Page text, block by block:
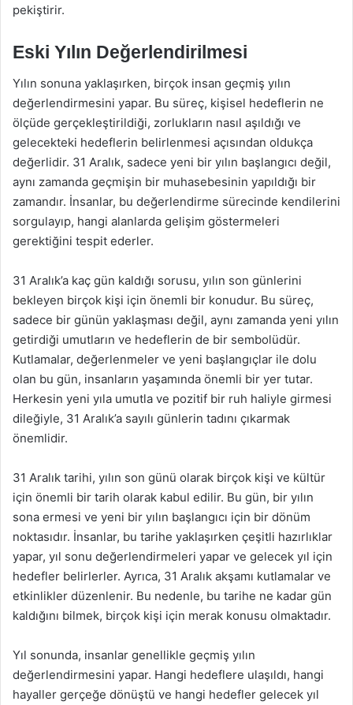
pekiştirir.
Eski Yılın Değerlendirilmesi
Yılın sonuna yaklaşırken, birçok insan geçmiş yılın
değerlendirmesini yapar. Bu süreç, kişisel hedeflerin ne
ölçüde gerçekleştirildiği, zorlukların nasıl aşıldığı ve
gelecekteki hedeflerin belirlenmesi açısından oldukça
değerlidir. 31 Aralık, sadece yeni bir yılın başlangıcı değil,
aynı zamanda geçmişin bir muhasebesinin yapıldığı bir
zamandır. İnsanlar, bu değerlendirme sürecinde kendilerini
sorgulayıp, hangi alanlarda gelişim göstermeleri
gerektiğini tespit ederler.
31 Aralık’a kaç gün kaldığı sorusu, yılın son günlerini
bekleyen birçok kişi için önemli bir konudur. Bu süreç,
sadece bir günün yaklaşması değil, aynı zamanda yeni yılın
getirdiği umutların ve hedeflerin de bir sembolüdür.
Kutlamalar, değerlenmeler ve yeni başlangıçlar ile dolu
olan bu gün, insanların yaşamında önemli bir yer tutar.
Herkesin yeni yıla umutla ve pozitif bir ruh haliyle girmesi
dileğiyle, 31 Aralık’a sayılı günlerin tadını çıkarmak
önemlidir.
31 Aralık tarihi, yılın son günü olarak birçok kişi ve kültür
için önemli bir tarih olarak kabul edilir. Bu gün, bir yılın
sona ermesi ve yeni bir yılın başlangıcı için bir dönüm
noktasıdır. İnsanlar, bu tarihe yaklaşırken çeşitli hazırlıklar
yapar, yıl sonu değerlendirmeleri yapar ve gelecek yıl için
hedefler belirlerler. Ayrıca, 31 Aralık akşamı kutlamalar ve
etkinlikler düzenlenir. Bu nedenle, bu tarihe ne kadar gün
kaldığını bilmek, birçok kişi için merak konusu olmaktadır.
Yıl sonunda, insanlar genellikle geçmiş yılın
değerlendirmesini yapar. Hangi hedeflere ulaşıldı, hangi
hayaller gerçeğe dönüştü ve hangi hedefler gelecek yıl